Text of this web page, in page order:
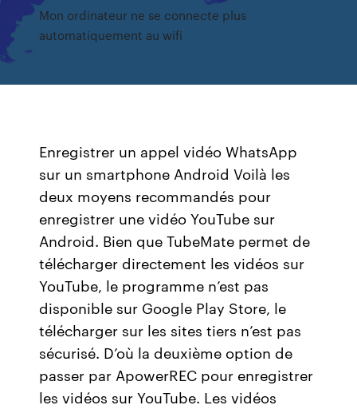
Mon ordinateur ne se connecte plus
automatiquement au wifi
Enregistrer un appel vidéo WhatsApp
sur un smartphone Android Voilà les
deux moyens recommandés pour
enregistrer une vidéo YouTube sur
Android. Bien que TubeMate permet de
télécharger directement les vidéos sur
YouTube, le programme n’est pas
disponible sur Google Play Store, le
télécharger sur les sites tiers n’est pas
sécurisé. D’où la deuxième option de
passer par ApowerREC pour enregistrer
les vidéos sur YouTube. Les vidéos